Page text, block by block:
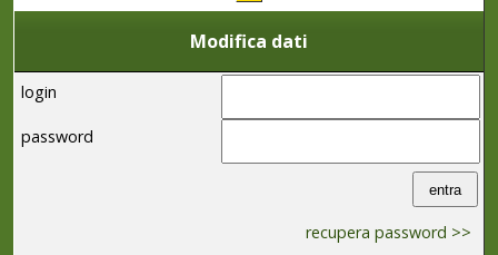
Modifica dati
login
password
recupera password >>